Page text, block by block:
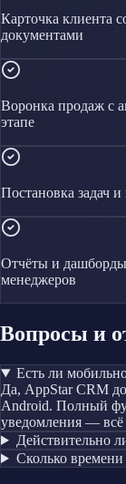
Карточка клиента
документами
Воронка продаж с
этапе
Постановка задач
Отчёты и
менеджеров
Вопросы и
Есть ли
Да, AppStar CRM
Android. Полный
уведомления — всё
Действительно
Сколько